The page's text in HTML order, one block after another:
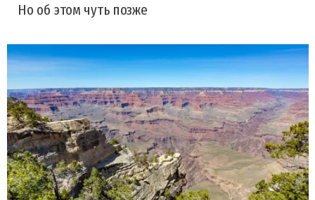
Но об этом чуть позже